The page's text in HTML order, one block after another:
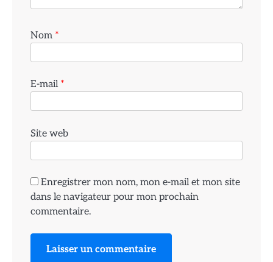
Nom *
E-mail *
Site web
Enregistrer mon nom, mon e-mail et mon site
dans le navigateur pour mon prochain
commentaire.